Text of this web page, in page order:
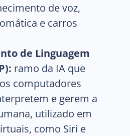
de voz,
e carros
de Linguagem
ramo da IA que
computadores
e gerem a
utilizado em
como Siri e